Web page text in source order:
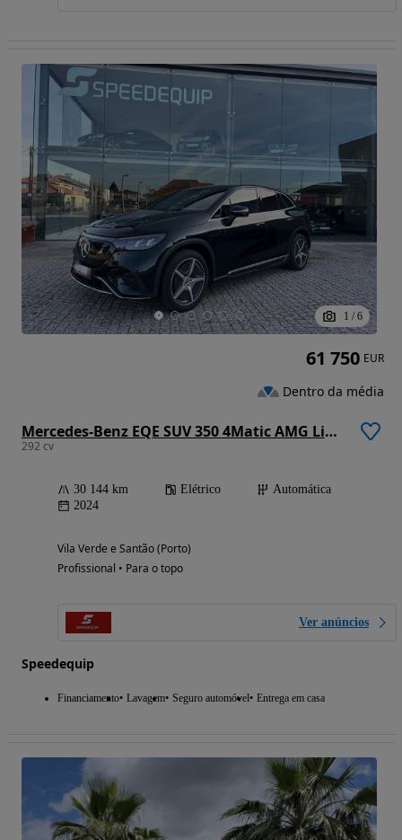
1 / 6
Mercedes-Benz EQE SUV 350 4Matic AMG Line Premium
292 cv
30 144 km Elétrico
Automática
2024
Vila Verde e Santão (Porto)
Profissional • Para o topo
Ver anúncios
Speedequip
Financiamento Lavagem Seguro automóvel Entrega em casa
61 750 EUR
Dentro da média